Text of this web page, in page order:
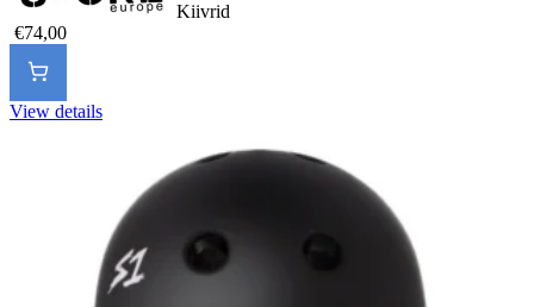
Kiivrid
€74,00
View details